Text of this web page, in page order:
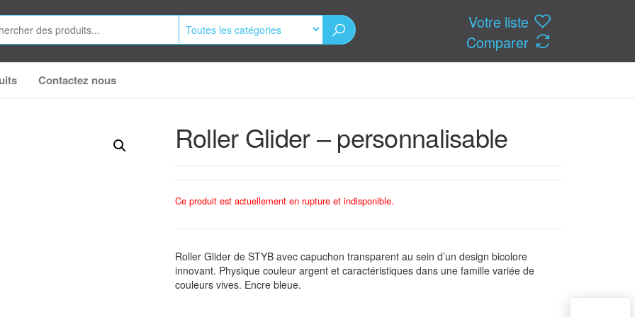
Votre liste
Comparer
Contactez nous
Roller Glider – personnalisable
Ce produit est actuellement en rupture et indisponible.
Roller Glider de STYB avec capuchon transparent au sein d’un design bicolore
innovant. Physique couleur argent et caractéristiques dans une famille variée de
couleurs vives. Encre bleue.